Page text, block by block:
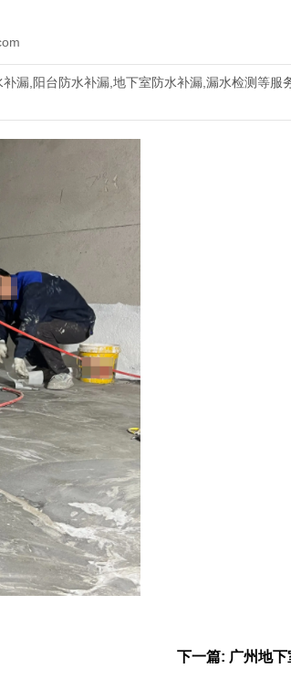
漏,阳台防水补漏,地下室防水补漏,漏水检测等服
下一篇: 广州地